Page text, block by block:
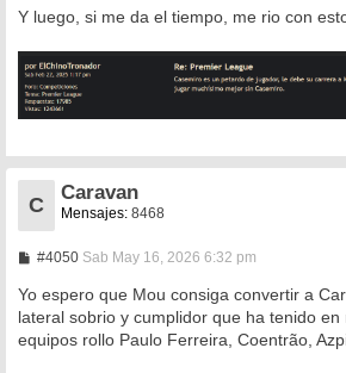
Y luego, si me da el tiempo, me rio con
C
Caravan
Mensajes: 8468
#4050M
n
s
a
j
Sab May 16, 2026 6:32 pm
Yo espero que Mou consiga convertir a
lateral sobrio y cumplidor que ha tenido en
equipos rollo Paulo Ferreira, Coentrão,